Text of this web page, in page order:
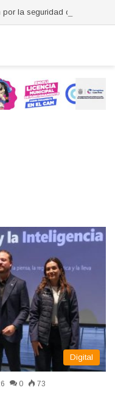
Digital
0 73